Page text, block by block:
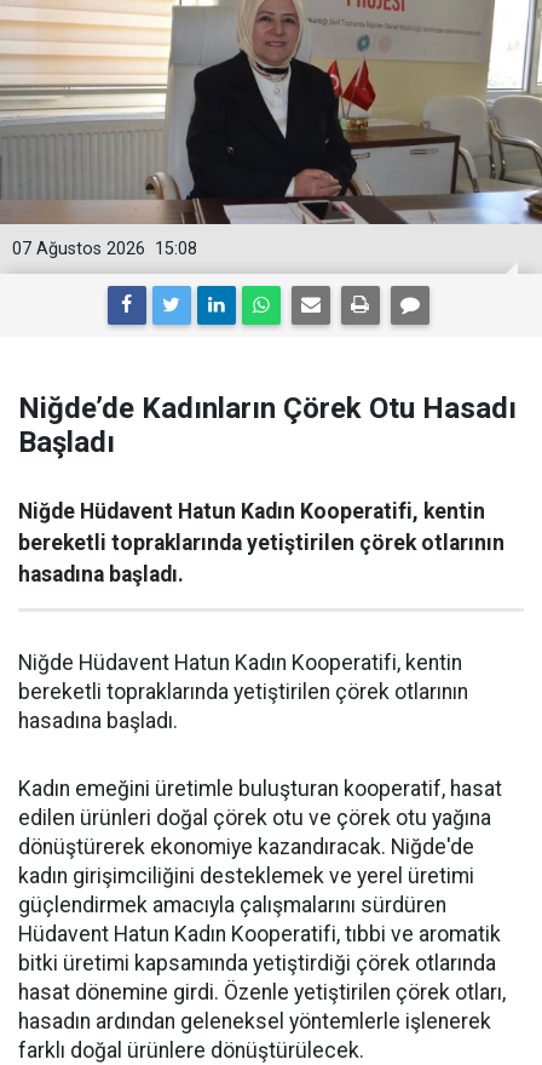
15:08
07 Ağustos 2026
Niğde’de Kadınların Çörek Otu Hasadı
Başladı
Niğde Hüdavent Hatun Kadın Kooperatifi, kentin
bereketli topraklarında yetiştirilen çörek otlarının
hasadına başladı.
Niğde Hüdavent Hatun Kadın Kooperatifi, kentin
bereketli topraklarında yetiştirilen çörek otlarının
hasadına başladı.
Kadın emeğini üretimle buluşturan kooperatif, hasat
edilen ürünleri doğal çörek otu ve çörek otu yağına
dönüştürerek ekonomiye kazandıracak. Niğde'de
kadın girişimciliğini desteklemek ve yerel üretimi
güçlendirmek amacıyla çalışmalarını sürdüren
Hüdavent Hatun Kadın Kooperatifi, tıbbi ve aromatik
bitki üretimi kapsamında yetiştirdiği çörek otlarında
hasat dönemine girdi. Özenle yetiştirilen çörek otları,
hasadın ardından geleneksel yöntemlerle işlenerek
farklı doğal ürünlere dönüştürülecek.